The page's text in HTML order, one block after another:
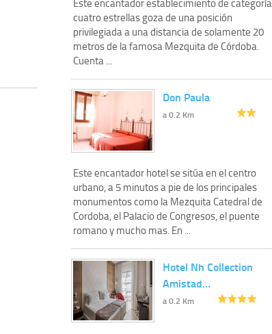
cuatro estrellas goza de una posición
privilegiada a una distancia de solamente 20
metros de la famosa Mezquita de Córdoba.
Cuenta ...
Don Paula
a 0.2 Km
Este encantador hotel se sitúa en el centro
urbano, a 5 minutos a pie de los principales
monumentos como la Mezquita Catedral de
Cordoba, el Palacio de Congresos, el puente
romano y mucho mas. En ...
Hotel Nh Collection
Amistad…
a 0.2 Km